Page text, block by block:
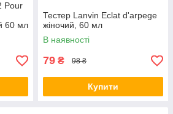
Pour
60 мл
Тестер Lanvin Eclat d'arpege
жіночий, 60 мл
В наявності
79 ₴ 98 ₴
Купити